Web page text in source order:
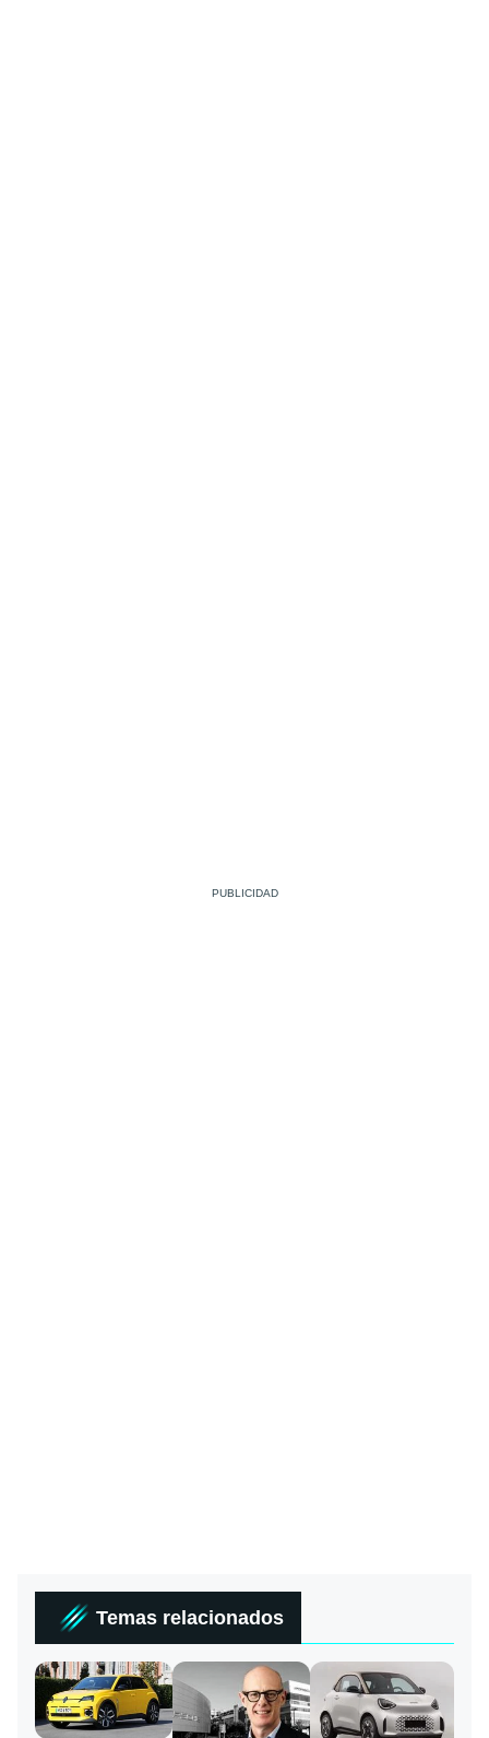
Temas relacionados